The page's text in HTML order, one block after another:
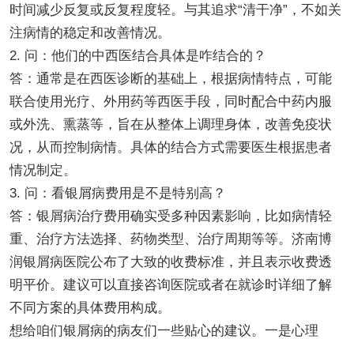
时间减少反复或反复程度轻。与其追求“清干净”，不如关
注病情的稳定和改善情况。
2. 问：他们的中西医结合具体是咋结合的？
答：通常是在西医诊断的基础上，根据病情特点，可能
联合使用光疗、外用药等西医手段，同时配合中药内服
或外洗、熏蒸等，旨在从整体上调理身体，改善免疫状
况，从而控制病情。具体的结合方式需要医生根据患者
情况制定。
3. 问：看银屑病费用是不是特别高？
答：银屑病治疗费用确实受多种因素影响，比如病情轻
重、治疗方法选择、药物类型、治疗周期等等。济南博
润银屑病医院公布了大致的收费标准，并且表示收费透
明平价。建议可以直接咨询医院或者在就诊时详细了解
不同方案的具体费用构成。
想给咱们银屑病的病友们一些贴心的建议。一是心理